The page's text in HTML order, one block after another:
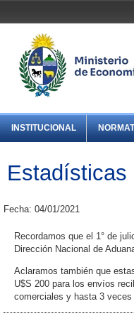
INSTITUCIONAL
Estadísticas
Fecha: 04/01/2021
Recordamos que el 1° de
Dirección Nacional de
Aclaramos también que
U$S 200 para los envíos
comerciales y hasta 3